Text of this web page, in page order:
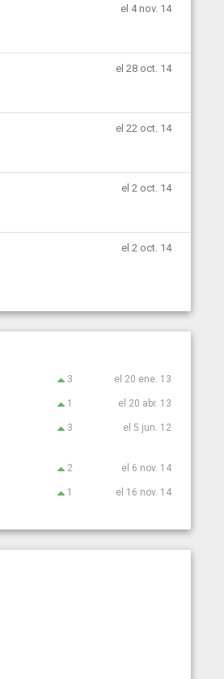
el 4 nov. 14
el 28 oct. 14
el 22 oct. 14
el 2 oct. 14
el 2 oct. 14
3 el 20 ene. 13
1 el 20 abr. 13
3 el 5 jun. 12
2 el 6 nov. 14
1 el 16 nov. 14